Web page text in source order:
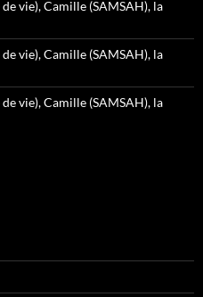
vie), Camille (SAMSAH), la
vie), Camille (SAMSAH), la
vie), Camille (SAMSAH), la